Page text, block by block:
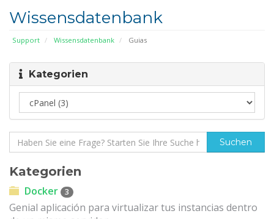
Wissensdatenbank
Support Wissensdatenbank Guias
Kategorien
Kategorien
Docker 3
Genial aplicación para virtualizar tus instancias dentro